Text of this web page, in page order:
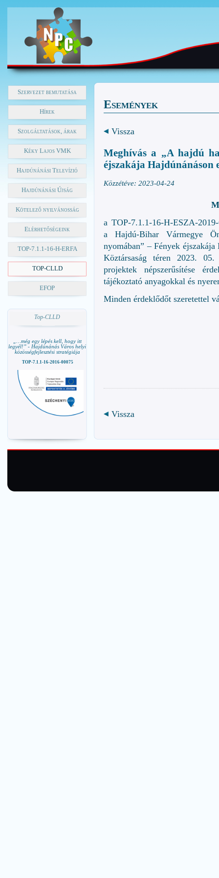
Szervezet bemutatása
Hírek
Szolgáltatások, árak
Kéky Lajos VMK
Hajdúnánási Televízió
Hajdúnánási Újság
Kötelező nyilvánosság
Elérhetőségeink
TOP-7.1.1-16-H-ERFA
TOP-CLLD
EFOP
Top-CLLD
„…még egy lépés kell, hogy itt
legyél!” - Hajdúnánás Város helyi
közösségfejlesztési stratégiája
TOP-7.1.1-16-2016-00075
Események
Vissza
Meghívás a „A hajdú
éjszakája Hajdúnánáson
Közzétéve: 2023-04-24
a TOP-7.1.1-16-H-ESZA-
a Hajdú-Bihar Vármegye
nyomában” – Fények éjszakája
Köztársaság téren 2023.
projektek népszerűsítése
tájékoztató anyagokkal és
Minden érdeklődőt szeretettel
Vissza